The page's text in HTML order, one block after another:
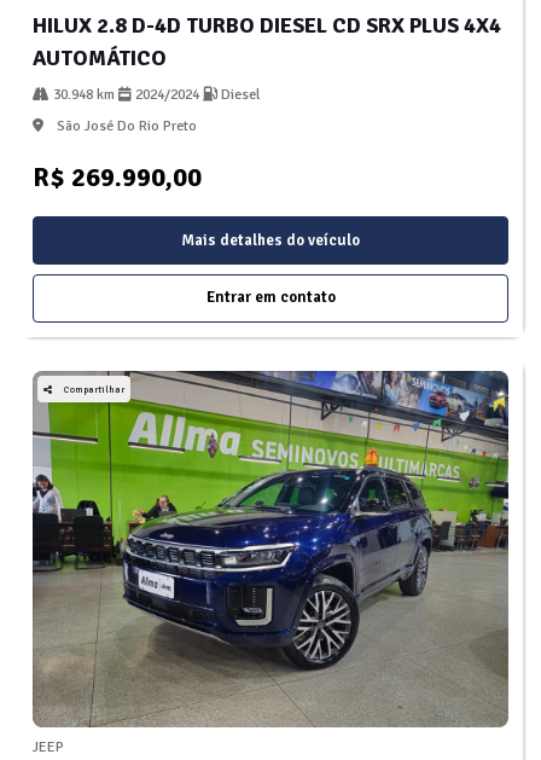
HILUX 2.8 D-4D TURBO DIESEL CD SRX PLUS 4X4
AUTOMÁTICO
30.948 km 2024/2024
Diesel
São José Do Rio Preto
R$ 269.990,00
Mais detalhes do veículo
Entrar em contato
Compartilhar
JEEP